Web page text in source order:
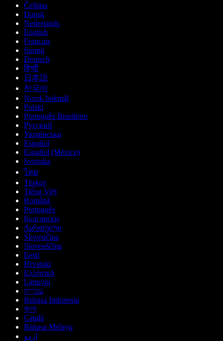
Čeština
Dansk
Nederlands
English
Français
Suomi
Deutsch
हिन्दी
日本語
한국어
Norsk bokmål
Polski
Português Brasileiro
Русский
Українська
Español
Español (México)
Svenska
ไทย
Türkçe
Tiếng Việt
Română
Português
Български
ქართული
Slovenčina
Slovenščina
Eesti
Hrvatski
Ελληνικά
Lietuvių
עברית
Bahasa Indonesia
বাংলা
Català
Bahasa Melayu
اردو